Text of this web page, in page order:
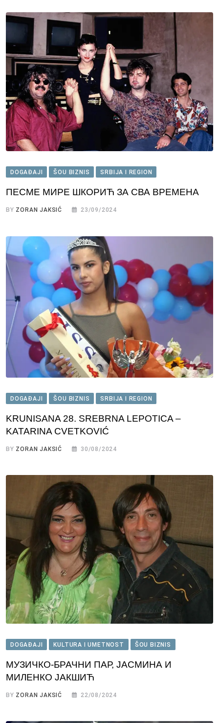
DOGAĐAJI ŠOU BIZNIS SRBIJA I REGION
ПЕСМЕ МИРE ШКОРИЋ ЗА СВА ВРЕМЕНА
BY ZORAN JAKSIĆ 23/09/2024
DOGAĐAJI ŠOU BIZNIS SRBIJA I REGION
KRUNISANA 28. SREBRNA LEPOTICA –
KATARINA CVETKOVIĆ
BY ZORAN JAKSIĆ 30/08/2024
DOGAĐAJI KULTURA I UMETNOST ŠOU BIZNIS
МУЗИЧКО-БРАЧНИ ПАР, ЈАСМИНА И
МИЛЕНКО ЈАКШИЋ
BY ZORAN JAKSIĆ 22/08/2024